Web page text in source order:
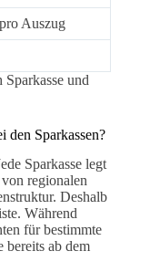
Auszug
und
den Sparkassen?
Sparkasse legt
regionalen
Deshalb
Während
für bestimmte
bereits ab dem